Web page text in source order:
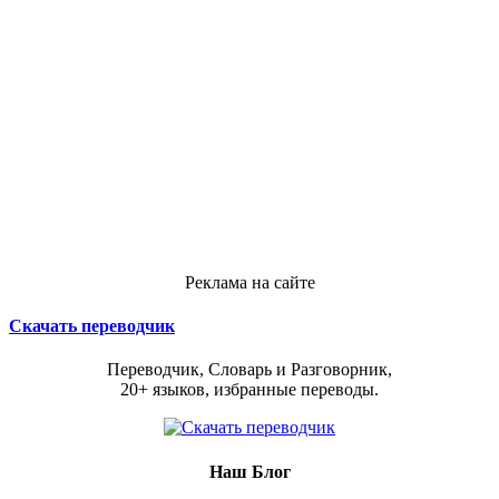
Реклама на сайте
Скачать переводчик
Переводчик, Словарь и Разговорник,
20+ языков, избранные переводы.
Наш Блог